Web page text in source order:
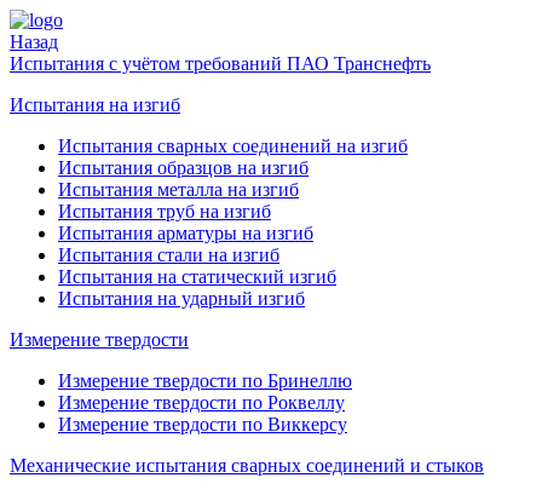
Назад
Испытания с учётом требований ПАО Транснефть
Испытания на изгиб
Испытания сварных соединений на изгиб
Испытания образцов на изгиб
Испытания металла на изгиб
Испытания труб на изгиб
Испытания арматуры на изгиб
Испытания стали на изгиб
Испытания на статический изгиб
Испытания на ударный изгиб
Измерение твердости
Измерение твердости по Бринеллю
Измерение твердости по Роквеллу
Измерение твердости по Виккерсу
Механические испытания сварных соединений и стыков